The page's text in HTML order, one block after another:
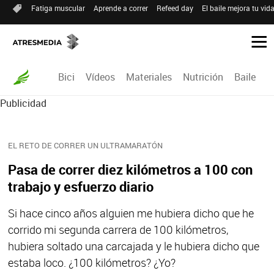
Fatiga muscular Aprende a correr Refeed day El baile mejora tu
Bici Vídeos Materiales Nutrición Baile
Publicidad
EL RETO DE CORRER UN ULTRAMARATÓN
Pasa de correr diez kilómetros a 100 con
trabajo y esfuerzo diario
Si hace cinco años alguien me hubiera dicho que he
corrido mi segunda carrera de 100 kilómetros,
hubiera soltado una carcajada y le hubiera dicho que
estaba loco. ¿100 kilómetros? ¿Yo?